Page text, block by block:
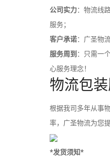
公司实力：物流线
服务；
客户承诺：广圣物
服务周到 ：只需一
心服务理念！
物流包
根据我司多年从事
率，广圣物流为您
*发货须知*